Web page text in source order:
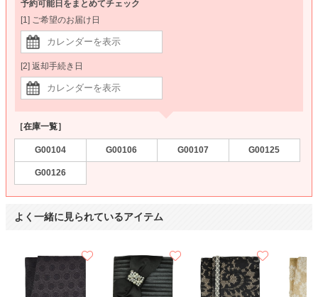
予約可能日をまとめてチェック
[1] ご希望のお届け日
[2] 返却手続き日
［在庫一覧］
G00104 G00106 G00107 G00125
G00126
よく一緒に見られているアイテム